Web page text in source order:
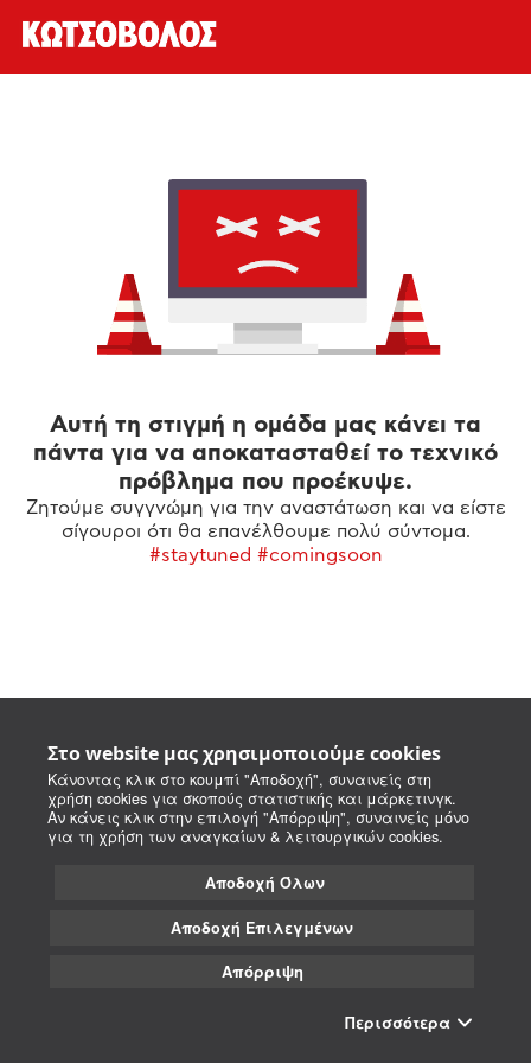
Στο website μας χρησιμοποιούμε cookies
Κάνοντας κλικ στο κουμπί "Αποδοχή", συναινείς στη
χρήση cookies για σκοπούς στατιστικής και μάρκετινγκ.
Αν κάνεις κλικ στην επιλογή "Απόρριψη", συναινείς μόνο
για τη χρήση των αναγκαίων & λειτουργικών cookies.
Αποδοχή Όλων
Αποδοχή Επιλεγμένων
Απόρριψη
Περισσότερα
Αυτή τη στιγμή η ομάδα μας κάνει τα
πάντα για να αποκατασταθεί το τεχνικό
πρόβλημα που προέκυψε.
Ζητούμε συγγνώμη για την αναστάτωση και να είστε
σίγουροι ότι θα επανέλθουμε πολύ σύντομα.
#staytuned #comingsoon